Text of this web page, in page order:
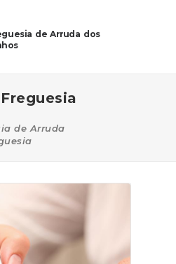
de Arruda dos
de Arruda